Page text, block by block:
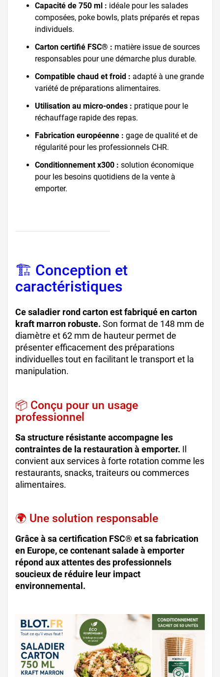
Capacité de 750 ml : idéale pour les salades
composées, poke bowls, plats préparés et repas
individuels.
Carton certifié FSC® : matière issue de sources
responsables pour une démarche plus durable.
Compatible chaud et froid : adapté à une grande
variété de préparations alimentaires.
Utilisation au micro-ondes : pratique pour le
réchauffage rapide des repas.
Fabrication européenne : gage de qualité et de
régularité pour les professionnels CHR.
Conditionnement x300 : solution économique
pour les besoins quotidiens de la vente à
emporter.
🏗️ Conception et
caractéristiques
Ce saladier rond carton est fabriqué en carton
kraft marron robuste. Son format de 148 mm de
diamètre et 62 mm de hauteur permet de
présenter efficacement des préparations
individuelles tout en facilitant le transport et la
manipulation.
📦 Conçu pour un usage
professionnel
Sa structure résistante accompagne les
contraintes de la restauration à emporter. Il
convient aux services à forte rotation comme les
restaurants, snacks, traiteurs ou commerces
alimentaires.
🌍 Une solution responsable
Grâce à sa certification FSC® et sa fabrication
en Europe, ce contenant salade à emporter
répond aux attentes des professionnels
soucieux de réduire leur impact
environnemental.